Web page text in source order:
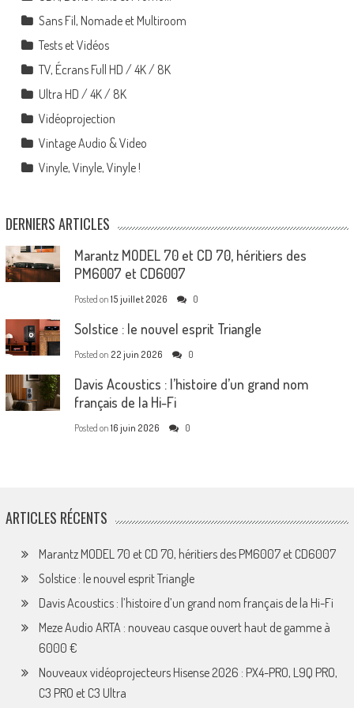
Sans Fil, Nomade et Multiroom
Tests et Vidéos
TV, Écrans Full HD / 4K / 8K
Ultra HD / 4K / 8K
Vidéoprojection
Vintage Audio & Video
Vinyle, Vinyle, Vinyle !
DERNIERS ARTICLES
Marantz MODEL 70 et CD 70, héritiers des
PM6007 et CD6007
Posted on 15 juillet 2026 0
Solstice : le nouvel esprit Triangle
Posted on 22 juin 2026 0
Davis Acoustics : l’histoire d’un grand nom
français de la Hi-Fi
Posted on 16 juin 2026 0
ARTICLES RÉCENTS
Marantz MODEL 70 et CD 70, héritiers des PM6007 et CD6007
Solstice : le nouvel esprit Triangle
Davis Acoustics : l’histoire d’un grand nom français de la Hi-Fi
Meze Audio ARTA : nouveau casque ouvert haut de gamme à
6000 €
Nouveaux vidéoprojecteurs Hisense 2026 : PX4-PRO, L9Q PRO,
C3 PRO et C3 Ultra